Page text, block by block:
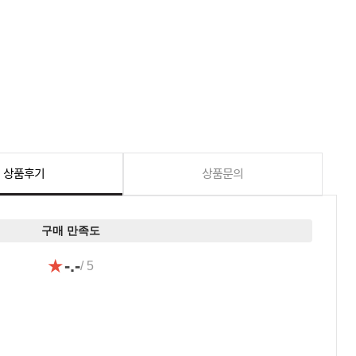
상품후기 상품문의
구매 만족도
★-.-/ 5